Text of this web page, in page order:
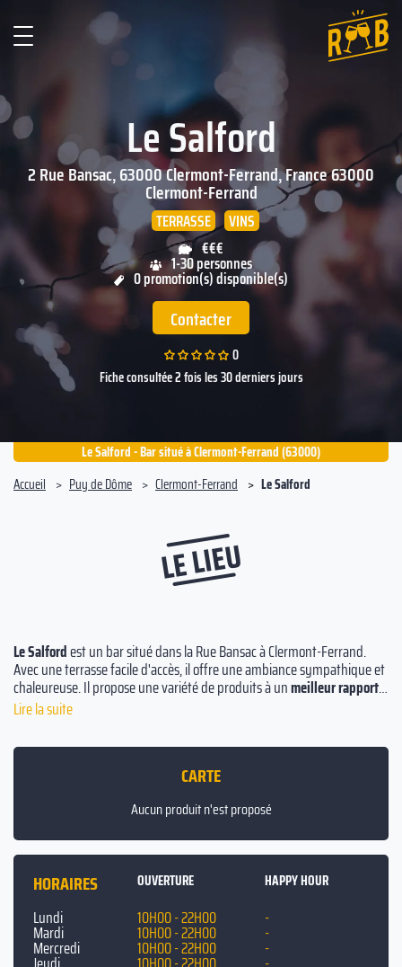
Le Salford
2 Rue Bansac, 63000 Clermont-Ferrand, France63000
Clermont-Ferrand
TERRASSE
VINS
€€€
1-30 personnes
0 promotion(s) disponible(s)
Contacter
0
Fiche consultée 2 fois les 30 derniers jours
Le Salford - Bar situé à Clermont-Ferrand (63000)
Accueil
Puy de Dôme Clermont-Ferrand Le Salford
LE LIEU
Le Salfordest un bar situé dans la Rue Bansac à Clermont-Ferrand.
Avec une terrasse facile d'accès, il offre une ambiance sympathique et
chaleureuse. Il propose une variété de produits à unmeilleur rapport
qualité-prix
de bières, vins, cocktails et apéritifs.
Lire la suite
CARTE
Aucun produit n'est proposé
HORAIRES OUVERTURE HAPPY HOUR
Lundi 10H00 - 22H00 -
Mardi 10H00 - 22H00 -
Mercredi 10H00 - 22H00 -